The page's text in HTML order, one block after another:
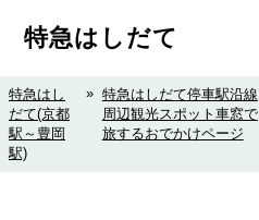
特急はしだて
特急はし
だて(京都
駅～豊岡
駅)
» 特急はしだて停車駅沿線
周辺観光スポット車窓で
旅するおでかけページ